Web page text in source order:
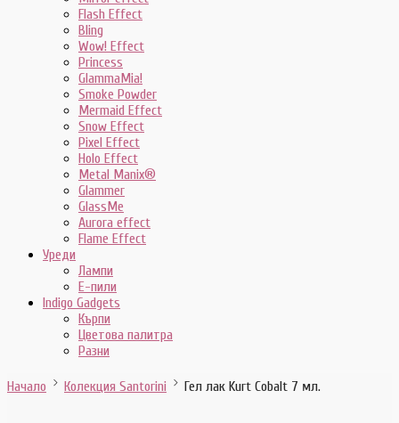
Flash Effect
Bling
Wow! Effect
Princess
GlammaMia!
Smoke Powder
Mermaid Effect
Snow Effect
Pixel Effect
Holo Effect
Metal Manix®
Glammer
GlassMe
Aurora effect
Flame Effect
Уреди
Лампи
E-пили
Indigo Gadgets
Кърпи
Цветова палитра
Разни
Начало Колекция Santorini Гел лак Kurt Cobalt 7 мл.